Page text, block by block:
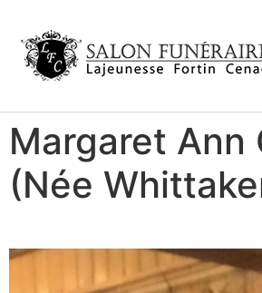
Margaret Ann
(Née